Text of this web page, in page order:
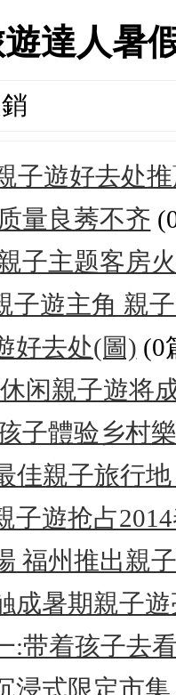
達人暑
子遊好去处
量良莠不齐
子主题客房
子遊主角 親
好去处(圖) (0
闲親子遊将
子體验乡村
佳親子旅行
子遊抢占
福州推出親
成暑期親子
:带着孩子去
浸式限定市